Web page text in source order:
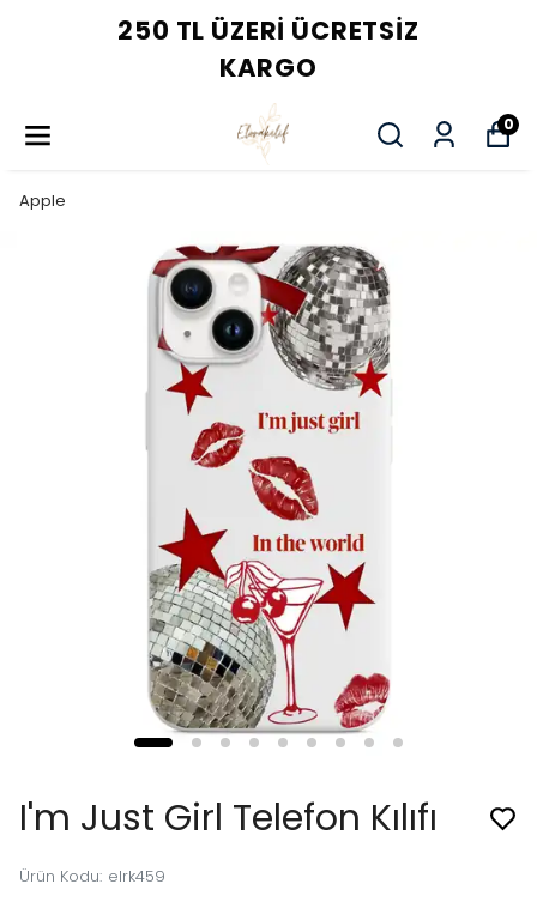
250 TL ÜZERI ÜCRETSIZ
KARGO
0
Apple
I'm Just Girl Telefon Kılıfı
Ürün Kodu: elrk459